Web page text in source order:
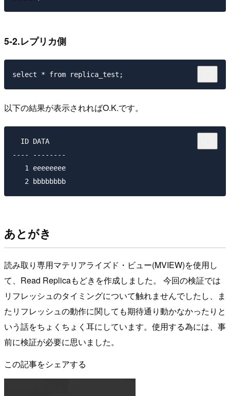
5-2.レプリカ側
以下の結果が表示されればO.K.です。
  ID DATA
---- --------
   1 eeeeeeee
あとがき
読み取り専用マテリアライズド・ビュー(MVIEW)を使用し
て、Read Replicaもどきを作成しました。 今回の検証では
リフレッシュのタイミングについて触れませんでしたし、ま
たリフレッシュの動作に関しても期待通り動かなかったりと
いう話をちょくちょく耳にしています。使用する為には、事
前に検証が必要に思いました。
この記事をシェアする